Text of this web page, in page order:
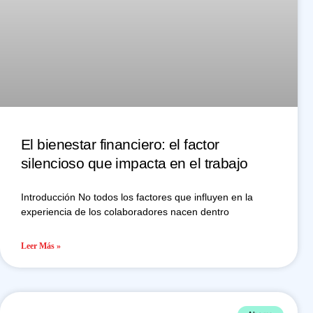
El bienestar financiero: el factor
silencioso que impacta en el trabajo
Introducción No todos los factores que influyen en la
experiencia de los colaboradores nacen dentro
Leer Más »